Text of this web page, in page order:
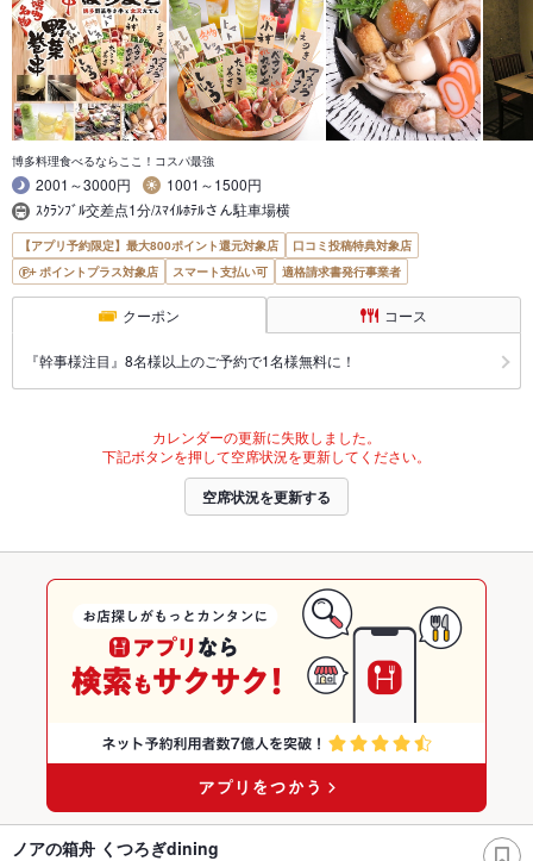
博多料理食べるならここ！コスパ最強
2001～3000円
1001～1500円
ｽｸﾗﾝﾌﾞﾙ交差点1分/ｽﾏｲﾙﾎﾃﾙさん駐車場横
【アプリ予約限定】最大800ポイント還元対象店
口コミ投稿特典対象店
ポイントプラス対象店
スマート支払い可 適格請求書発行事業者
クーポン コース
『幹事様注目』8名様以上のご予約で1名様無料に！
カレンダーの更新に失敗しました。
下記ボタンを押して空席状況を更新してください。
空席状況を更新する
ノアの箱舟 くつろぎdining